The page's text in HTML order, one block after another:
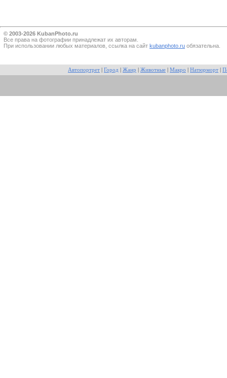
© 2003-2026 KubanPhoto.ru
Все прaва на фотографии принадлежат их авторам.
При использовании любых материалов, ссылка на сайт kubanphoto.ru обязательна.
Автопортрет Город Жанр Животные Макро Натюрморт